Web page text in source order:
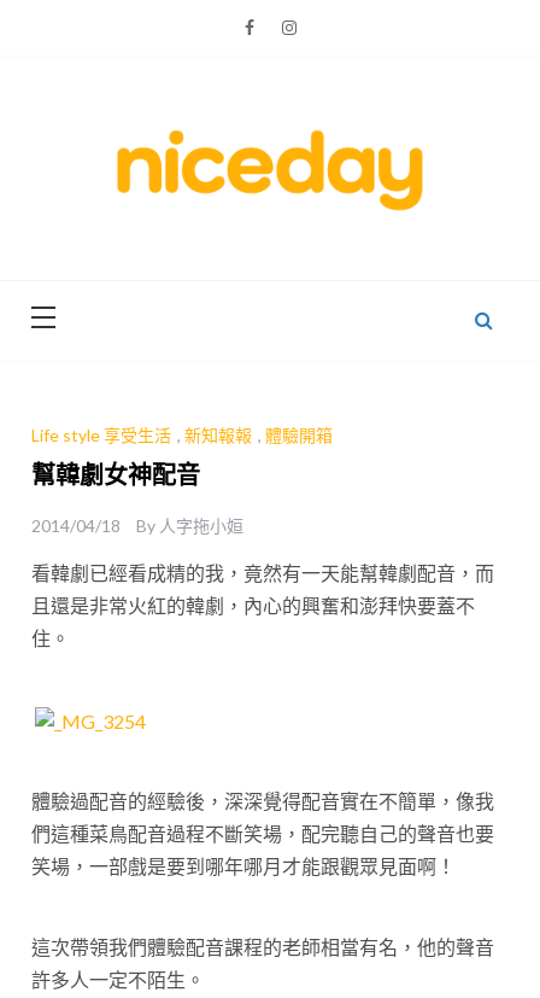
Life style 享受生活 ,新知報報 ,體驗開箱
幫韓劇女神配音
2014/04/18 By 人字拖小姮
看韓劇已經看成精的我，竟然有一天能幫韓劇配音，而
且還是非常火紅的韓劇，內心的興奮和澎拜快要蓋不
住。
體驗過配音的經驗後，深深覺得配音實在不簡單，像我
們這種菜鳥配音過程不斷笑場，配完聽自己的聲音也要
笑場，一部戲是要到哪年哪月才能跟觀眾見面啊！
這次帶領我們體驗配音課程的老師相當有名，他的聲音
許多人一定不陌生。